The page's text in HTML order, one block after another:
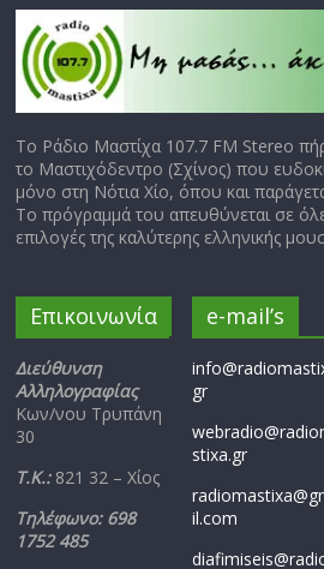
Το Ράδιο Μαστίχα 107.7 FM Stereo
το Μαστιχόδεντρο (Σχίνος) που
μόνο στη Νότια Χίο, όπου και
Το πρόγραμμά του απευθύνεται σε
επιλογές της καλύτερης ελληνικής
Επικοινωνία
Διεύθυνση
Αλληλογραφίας
Κων/νου Τρυπάνη
30
Τ.Κ.: 821 32 – Χίος
Τηλέφωνο: 698
1752 485
e-mail’s
gr
stixa.gr
il.com